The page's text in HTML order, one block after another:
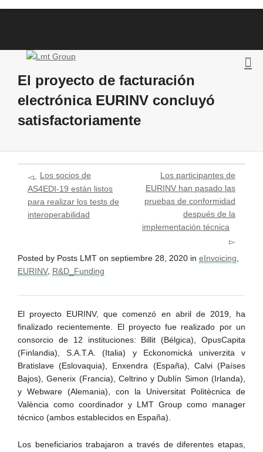
El proyecto de facturación
electrónica EURINV concluyó
satisfactoriamente
Los socios de
AS4EDI-19 están listos
para realizar los tests de
interoperabilidad
Los participantes de
EURINV han pasado las
pruebas de conformidad
después de la
implementación técnica
Posted by Posts LMT on septiembre 28, 2020 in eInvoicing
EURINV, R&D_Funding
El proyecto EURINV, que comenzó en abril de 2019, ha
finalizado recientemente. El proyecto fue realizado por un
consorcio de 12 instituciones: Billit (Bélgica), OpusCapita
(Finlandia), S.A.T.A. (Italia) y Eckonomická univerzita v
Bratislave (Eslovaquia), Enxendra (España), Calvi (Países
Bajos), Generix (Francia), Celtrino y Dublín Simon (Irlanda),
y Webware (Alemania), con la Universitat Politècnica de
València como coordinador y LMT Group como manager
técnico (ambos establecidos en España).
Los beneficiarios trabajaron a través de diferentes etapas,